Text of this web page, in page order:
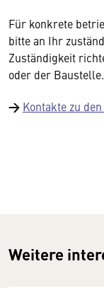
Für konkrete
bitte an Ihr
Zuständigkeit
oder der Baustelle.
→ Kontakte zu
Weitere